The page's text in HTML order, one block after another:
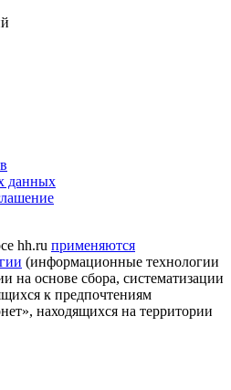
данных
hh.ru применяются
(информационные технологии
на основе сбора, систематизации
к предпочтениям
находящихся на территории